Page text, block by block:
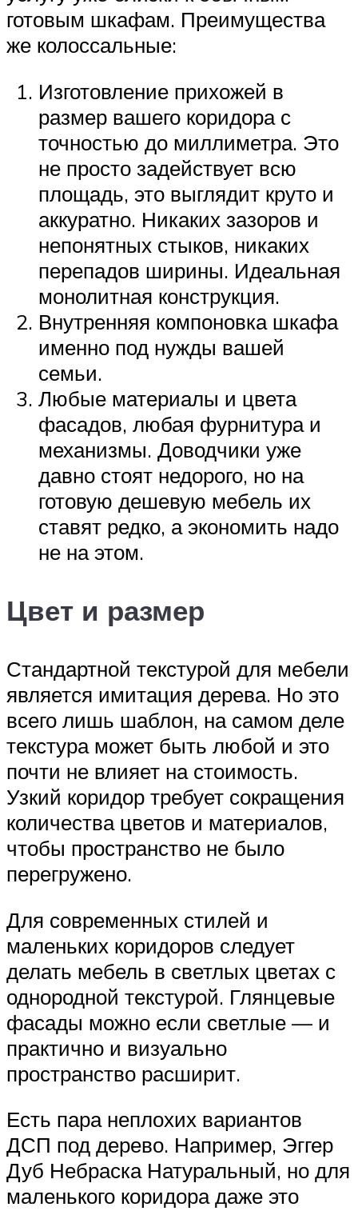
готовым шкафам. Преимущества
же колоссальные:
Изготовление прихожей в
размер вашего коридора с
точностью до миллиметра. Это
не просто задействует всю
площадь, это выглядит круто и
аккуратно. Никаких зазоров и
непонятных стыков, никаких
перепадов ширины. Идеальная
монолитная конструкция.
Внутренняя компоновка шкафа
именно под нужды вашей
семьи.
Любые материалы и цвета
фасадов, любая фурнитура и
механизмы. Доводчики уже
давно стоят недорого, но на
готовую дешевую мебель их
ставят редко, а экономить надо
не на этом.
Цвет и размер
Стандартной текстурой для мебели
является имитация дерева. Но это
всего лишь шаблон, на самом деле
текстура может быть любой и это
почти не влияет на стоимость.
Узкий коридор требует сокращения
количества цветов и материалов,
чтобы пространство не было
перегружено.
Для современных стилей и
маленьких коридоров следует
делать мебель в светлых цветах с
однородной текстурой. Глянцевые
фасады можно если светлые — и
практично и визуально
пространство расширит.
Есть пара неплохих вариантов
ДСП под дерево. Например, Эггер
Дуб Небраска Натуральный, но для
маленького коридора даже это